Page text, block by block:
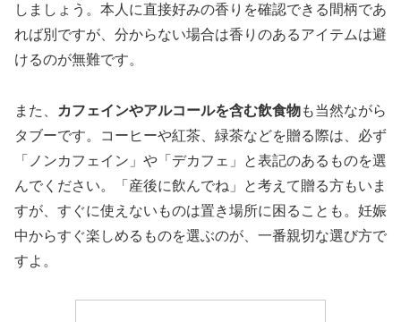
しましょう。本人に直接好みの香りを確認できる間柄であ
れば別ですが、分からない場合は香りのあるアイテムは避
けるのが無難です。
また、 カフェインやアルコールを含む飲食物も当然ながら
タブーです。コーヒーや紅茶、緑茶などを贈る際は、必ず
「ノンカフェイン」や「デカフェ」と表記のあるものを選
んでください。「産後に飲んでね」と考えて贈る方もいま
すが、すぐに使えないものは置き場所に困ることも。妊娠
中からすぐ楽しめるものを選ぶのが、一番親切な選び方で
すよ。